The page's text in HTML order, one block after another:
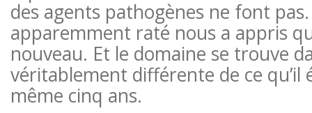
des agents pathogènes ne font
apparemment raté nous a appris
nouveau. Et le domaine se trouve
véritablement différente de ce qu’il
même cinq ans.